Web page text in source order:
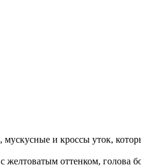
и кроссы уток,
оттенком, голова